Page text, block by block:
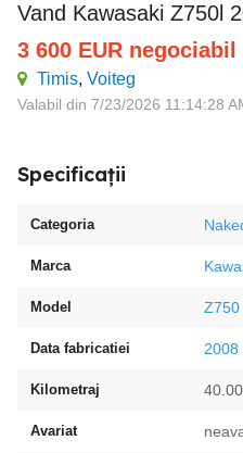
Vand Kawasaki Z750l
3 600 EUR negociabil
Timis, Voiteg
Valabil din 7/23/2026 11:14:28
Specificații
Categoria
Marca
Model Z750
Data fabricatiei 2008
Kilometraj
Avariat